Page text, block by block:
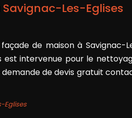
Les-Eglises
de maison à Savignac-
est intervenue pour le
de devis gratuit
Eglises